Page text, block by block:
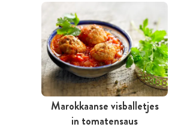
Marokkaanse visballetjes
in tomatensaus